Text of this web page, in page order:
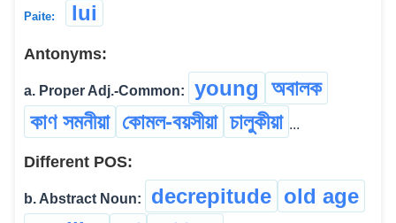
Paite: lui
Antonyms:
a. Proper Adj.-Common: young অবালক
কাণ সমনীয়া কোমল-বয়সীয়া চালুকীয়া ...
Different POS:
b. Abstract Noun: decrepitude old age